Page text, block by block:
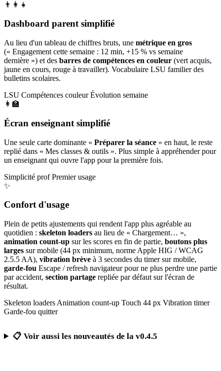
👨‍👩‍👧
Dashboard parent simplifié
Au lieu d'un tableau de chiffres bruts, une métrique en gros
(« Engagement cette semaine : 12 min, +15 % vs semaine
dernière ») et des barres de compétences en couleur (vert acquis,
jaune en cours, rouge à travailler). Vocabulaire LSU familier des
bulletins scolaires.
LSU Compétences couleur Évolution semaine
👩‍🏫
Écran enseignant simplifié
Une seule carte dominante « Préparer la séance » en haut, le reste
replié dans « Mes classes & outils ». Plus simple à appréhender pour
un enseignant qui ouvre l'app pour la première fois.
Simplicité prof Premier usage
✨
Confort d'usage
Plein de petits ajustements qui rendent l'app plus agréable au
quotidien : skeleton loaders au lieu de « Chargement… »,
animation count-up sur les scores en fin de partie, boutons plus
larges sur mobile (44 px minimum, norme Apple HIG / WCAG
2.5.5 AA), vibration brève à 3 secondes du timer sur mobile,
garde-fou Escape / refresh navigateur pour ne plus perdre une partie
par accident, section partage repliée par défaut sur l'écran de
résultat.
Skeleton loaders Animation count-up Touch 44 px Vibration timer
Garde-fou quitter
📋 Voir aussi les nouveautés de la v0.4.5